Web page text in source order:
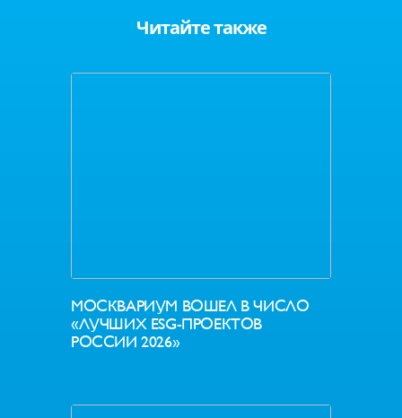
Читайте также
МОСКВАРИУМ ВОШЕЛ В ЧИСЛО
«ЛУЧШИХ ESG-ПРОЕКТОВ
РОССИИ 2026»